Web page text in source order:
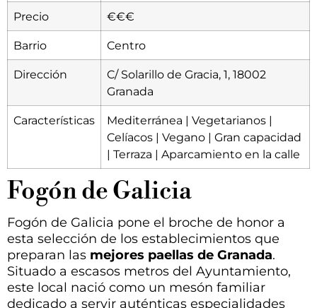
Precio €€€
Barrio Centro
Dirección
C/ Solarillo de Gracia, 1, 18002
Granada
Características
Mediterránea | Vegetarianos |
Celíacos | Vegano | Gran capacidad
| Terraza | Aparcamiento en la calle
Fogón de Galicia
Fogón de Galicia pone el broche de honor a
esta selección de los establecimientos que
preparan las mejores paellas de Granada.
Situado a escasos metros del Ayuntamiento,
este local nació como un mesón familiar
dedicado a servir auténticas especialidades